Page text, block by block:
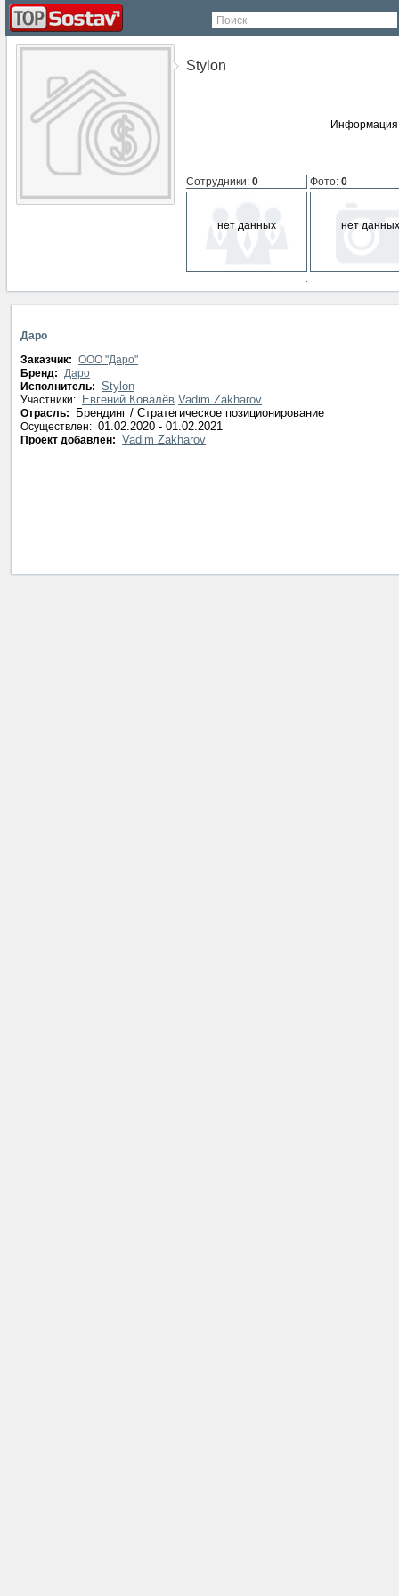
Поиск
Stylon
Информация
Сотрудники: 0
нет данных
Фото: 0
нет данных
Даро
Заказчик: ООО "Даро"
Бренд: Даро
Исполнитель: Stylon
Участники: Евгений Ковалёв Vadim Zakharov
Отрасль: Брендинг / Стратегическое позиционирование
Осуществлен: 01.02.2020 - 01.02.2021
Проект добавлен: Vadim Zakharov